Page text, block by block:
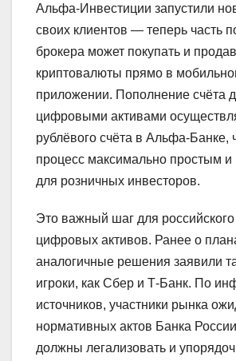
Альфа-Инвестиции запустили
своих клиентов — теперь часть
брокера может покупать и
криптовалюты прямо в
приложении. Пополнение счёта
цифровыми активами
рублёвого счёта в Альфа-Банке,
процесс максимально простым
для розничных инвесторов.
Это важный шаг для
цифровых активов. Ранее о
аналогичные решения заявили
игроки, как Сбер и Т-Банк. По
источников, участники рынка
нормативных актов Банка
должны легализовать и